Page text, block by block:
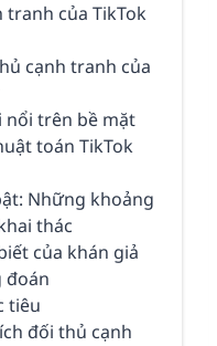
của TikTok
cạnh tranh của
nổi trên bề mặt
toán TikTok
Những khoảng
thác
của khán giả
đoán
tiêu
đối thủ cạnh